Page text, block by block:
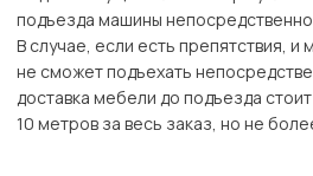
подъезда машины непосредственно
В случае, если есть препятствия, и
не сможет подъехать
доставка мебели до подъезда
10 метров за весь заказ, но не